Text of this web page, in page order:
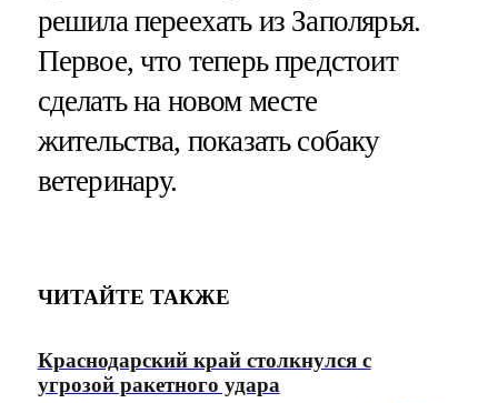
решила переехать из Заполярья.
Первое, что теперь предстоит
сделать на новом месте
жительства, показать собаку
ветеринару.
ЧИТАЙТЕ ТАКЖЕ
Краснодарский край столкнулся с
угрозой ракетного удара